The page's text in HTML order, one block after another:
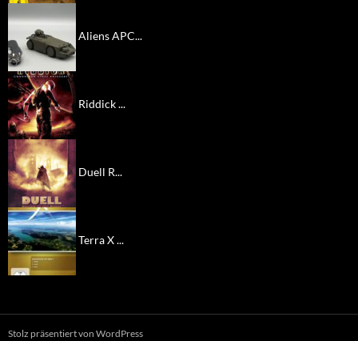
Aliens APC...
Riddick ...
Duell R...
Terra X ...
Stolz präsentiert von WordPress